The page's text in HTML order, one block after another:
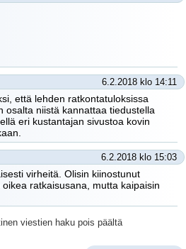
6.2.2018 klo 14:11
että lehden ratkontatuloksissa
osalta niistä kannattaa tiedustella
eri kustantajan sivustoa kovin
6.2.2018 klo 15:03
virheitä. Olisin kiinostunut
ratkaisusana, mutta kaipaisin
viestien haku pois päältä